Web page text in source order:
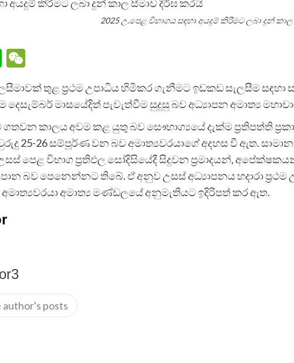
2025 උ.පෙළ විභාගය සඳහා අයදුම් කිරීමට ලබා දුන්
LineWeChat
තුළ ප්‍රථම උපාධිය හිමිකර ගැනීමට ඉඩකඩ සැලසීම
දෙසැම්බර් මාසයේදිත් පැවැත්වීම සුදුසු බව අධ්‍යාපන අමාත්‍ය
ගතවන කාලය අවම කළ යුතු බව සෞභාග්‍යයේ දැක්ම ප්‍රතිපත්ති
25-26 සම්පූර්ණ වන බව අමාත්‍යවරයාගේ අදහස වී ඇත.
පෙළ විභාග ප්‍රතිඵල සෝදිසියේදී සිදුවන ප්‍රමාදයන්,
බව පෙනෙන්නට තිබේ. ඒ අනුව උසස් අධ්‍යාපනය හදාරා
අමාත්‍ය මණ්ඩලයේ අනුමැතියට ඉදිරිපත් කර ඇත.
author's posts